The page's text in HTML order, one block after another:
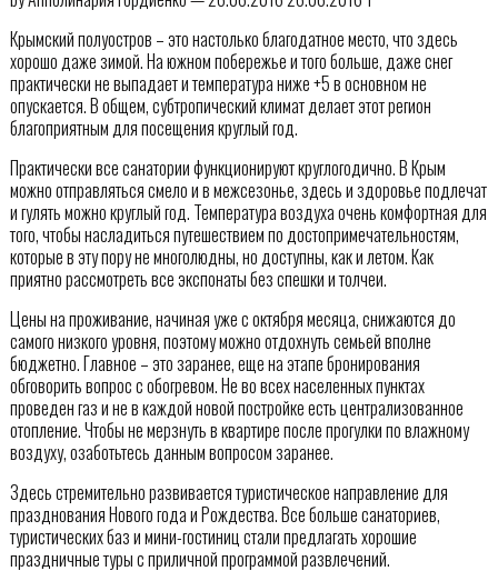
Крымский полуостров – это настолько благодатное место, что здесь
хорошо даже зимой. На южном побережье и того больше, даже снег
практически не выпадает и температура ниже +5 в основном не
опускается. В общем, субтропический климат делает этот регион
благоприятным для посещения круглый год.
Практически все санатории функционируют круглогодично. В Крым
можно отправляться смело и в межсезонье, здесь и здоровье подлечат
и гулять можно круглый год. Температура воздуха очень комфортная для
того, чтобы насладиться путешествием по достопримечательностям,
которые в эту пору не многолюдны, но доступны, как и летом. Как
приятно рассмотреть все экспонаты без спешки и толчеи.
Цены на проживание, начиная уже с октября месяца, снижаются до
самого низкого уровня, поэтому можно отдохнуть семьей вполне
бюджетно. Главное – это заранее, еще на этапе бронирования
обговорить вопрос с обогревом. Не во всех населенных пунктах
проведен газ и не в каждой новой постройке есть централизованное
отопление. Чтобы не мерзнуть в квартире после прогулки по влажному
воздуху, озаботьтесь данным вопросом заранее.
Здесь стремительно развивается туристическое направление для
празднования Нового года и Рождества. Все больше санаториев,
туристических баз и мини-гостиниц стали предлагать хорошие
праздничные туры с приличной программой развлечений.